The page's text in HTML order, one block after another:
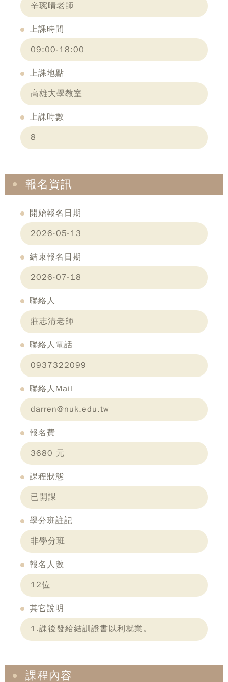
辛琬晴老師
上課時間
09:00-18:00
上課地點
高雄大學教室
上課時數
8
報名資訊
開始報名日期
2026-05-13
結束報名日期
2026-07-18
聯絡人
莊志清老師
聯絡人電話
0937322099
聯絡人Mail
darren@nuk.edu.tw
報名費
3680 元
課程狀態
已開課
學分班註記
非學分班
報名人數
12位
其它說明
1.課後發給結訓證書以利就業。
課程內容